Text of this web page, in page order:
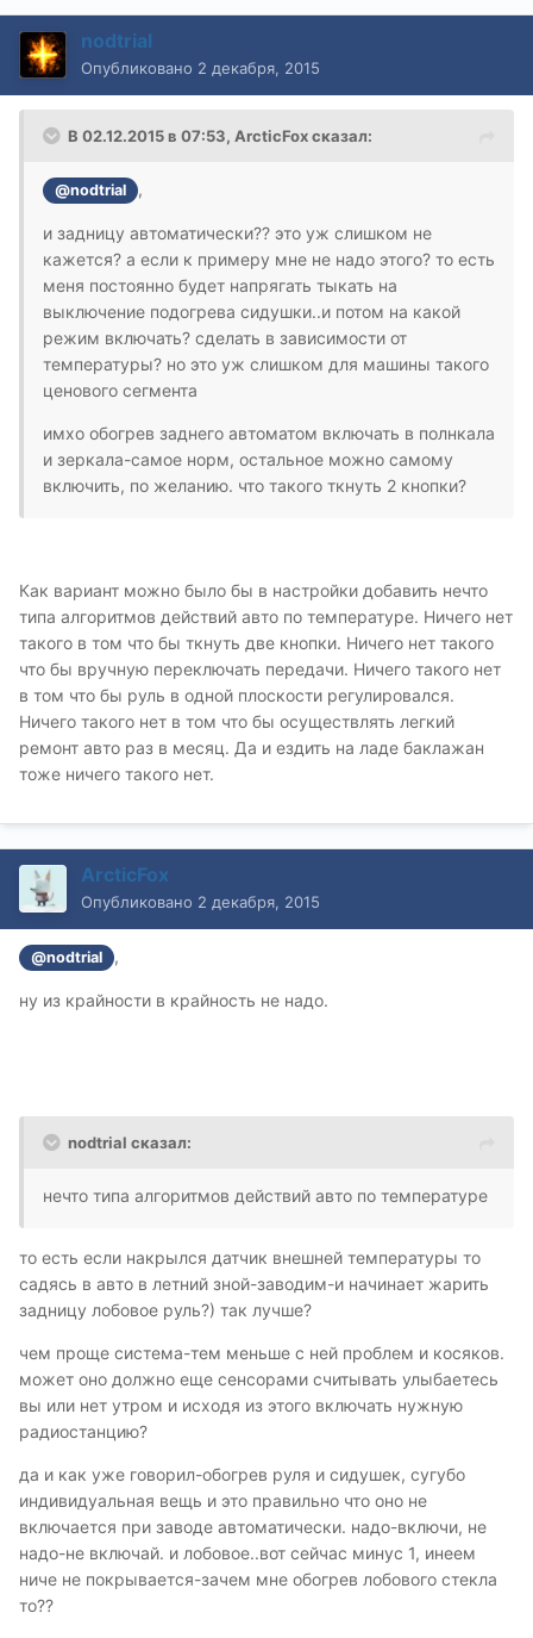
nodtrial
Опубликовано 2 декабря, 2015
В 02.12.2015 в 07:53, ArcticFox сказал:
@nodtrial ,
и задницу автоматически?? это уж слишком не
кажется? а если к примеру мне не надо этого? то есть
меня постоянно будет напрягать тыкать на
выключение подогрева сидушки..и потом на какой
режим включать? сделать в зависимости от
температуры? но это уж слишком для машины такого
ценового сегмента
имхо обогрев заднего автоматом включать в полнкала
и зеркала-самое норм, остальное можно самому
включить, по желанию. что такого ткнуть 2 кнопки?
Как вариант можно было бы в настройки добавить нечто
типа алгоритмов действий авто по температуре. Ничего нет
такого в том что бы ткнуть две кнопки. Ничего нет такого
что бы вручную переключать передачи. Ничего такого нет
в том что бы руль в одной плоскости регулировался.
Ничего такого нет в том что бы осуществлять легкий
ремонт авто раз в месяц. Да и ездить на ладе баклажан
тоже ничего такого нет.
ArcticFox
Опубликовано 2 декабря, 2015
@nodtrial ,
ну из крайности в крайность не надо.
nodtrial сказал:
нечто типа алгоритмов действий авто по температуре
то есть если накрылся датчик внешней температуры то
садясь в авто в летний зной-заводим-и начинает жарить
задницу лобовое руль?) так лучше?
чем проще система-тем меньше с ней проблем и косяков.
может оно должно еще сенсорами считывать улыбаетесь
вы или нет утром и исходя из этого включать нужную
радиостанцию?
да и как уже говорил-обогрев руля и сидушек, сугубо
индивидуальная вещь и это правильно что оно не
включается при заводе автоматически. надо-включи, не
надо-не включай. и лобовое..вот сейчас минус 1, инеем
ниче не покрывается-зачем мне обогрев лобового стекла
то??